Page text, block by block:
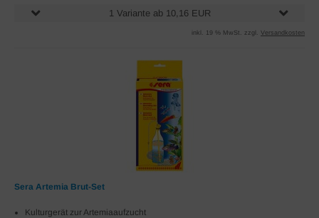
1 Variante ab 10,16 EUR
inkl. 19 % MwSt. zzgl. Versandkosten
Sera Artemia Brut-Set
Kulturgerät zur Artemiaaufzucht